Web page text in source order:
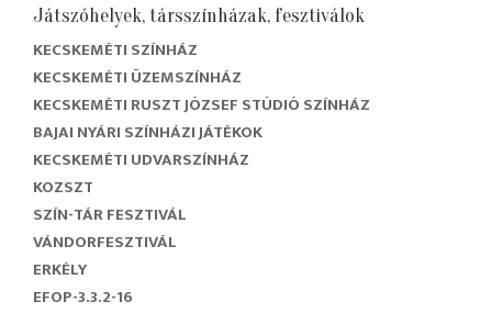
Játszóhelyek, társszínházak, fesztiválok
KECSKEMÉTI SZÍNHÁZ
KECSKEMÉTI ÜZEMSZÍNHÁZ
KECSKEMÉTI RUSZT JÓZSEF STÚDIÓ SZÍNHÁZ
BAJAI NYÁRI SZÍNHÁZI JÁTÉKOK
KECSKEMÉTI UDVARSZÍNHÁZ
KOZSZT
SZÍN-TÁR FESZTIVÁL
VÁNDORFESZTIVÁL
ERKÉLY
EFOP-3.3.2-16